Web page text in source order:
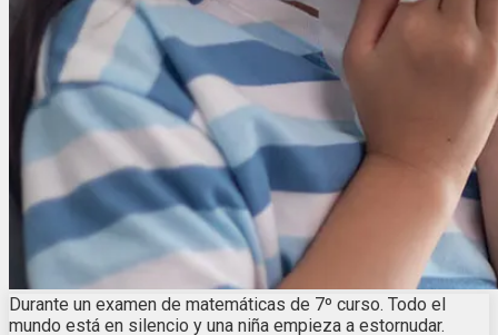
Durante un examen de matemáticas de 7º curso. Todo el
mundo está en silencio y una niña empieza a estornudar.